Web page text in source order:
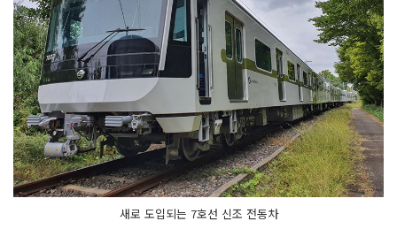
새로 도입되는 7호선 신조 전동차